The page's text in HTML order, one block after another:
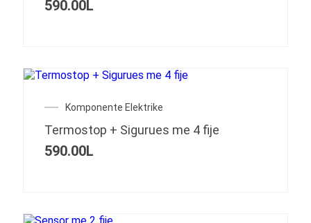
590.00L
Komponente Elektrike
Termostop + Sigurues me 4 fije
590.00L